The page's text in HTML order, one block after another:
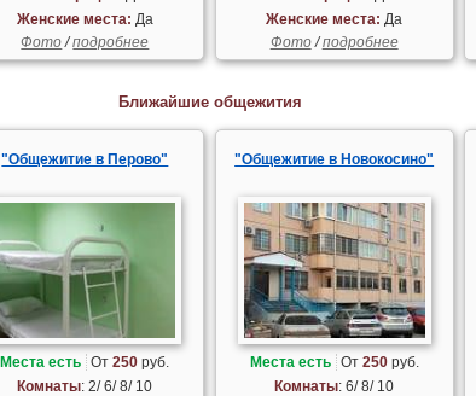
Женские места: Да
Фото/подробнее
Женские места: Да
Фото/подробнее
Ближайшие общежития
"Общежитие в Перово"
Места есть От250 руб.
Комнаты: 2/ 6/ 8/ 10
"Общежитие в Новокосино"
Места есть От 250руб.
Комнаты: 6/ 8/ 10